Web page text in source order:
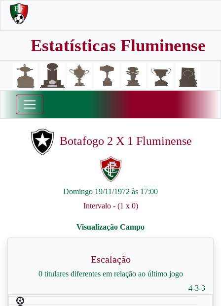
Estatísticas Fluminense
Botafogo 2 X 1 Fluminense
Domingo 19/11/1972 às 17:00
Intervalo - (1 x 0)
Escalação
0 titulares diferentes em relação ao último jogo
4-3-3